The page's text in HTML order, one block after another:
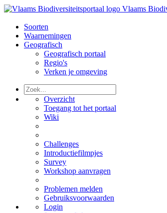
Vlaams
Soorten
Waarnemingen
Geografisch
Geografisch portaal
Regio's
Verken je omgeving
Overzicht
Toegang tot het portaal
Wiki
Challenges
Introductiefilmpjes
Survey
Workshop aanvragen
Problemen melden
Gebruiksvoorwaarden
Login